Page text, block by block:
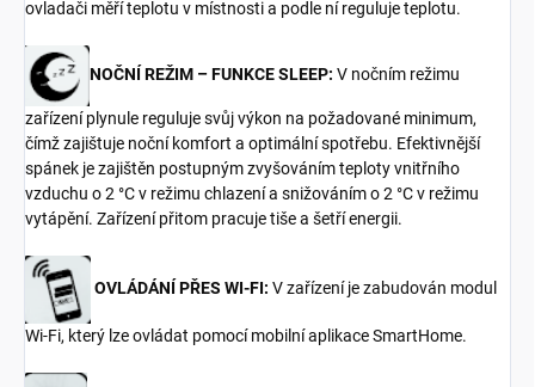
ovladači měří teplotu v místnosti a podle ní reguluje teplotu.
NOČNÍ REŽIM – FUNKCE SLEEP: V nočním režimu
zařízení plynule reguluje svůj výkon na požadované minimum,
čímž zajištuje noční komfort a optimální spotřebu. Efektivnější
spánek je zajištěn postupným zvyšováním teploty vnitřního
vzduchu o 2 °C v režimu chlazení a snižováním o 2 °C v režimu
vytápění. Zařízení přitom pracuje tiše a šetří energii.
OVLÁDÁNÍ PŘES WI-FI: V zařízení je zabudován modul
Wi-Fi, který lze ovládat pomocí mobilní aplikace SmartHome.